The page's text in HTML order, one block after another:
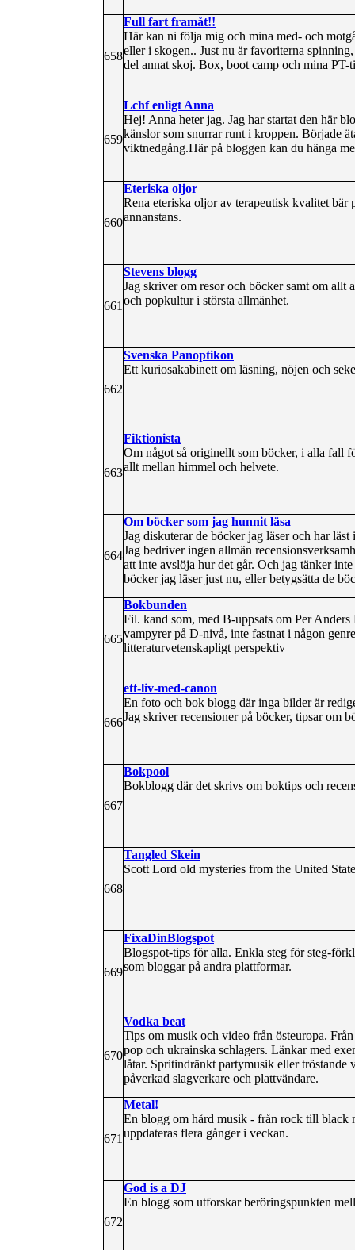
658
Full fart framåt!!
Här kan ni följa mig och mina med- och
eller i skogen.. Just nu är favoriterna
del annat skoj. Box, boot camp och mina
659
Lchf enligt Anna
Hej! Anna heter jag. Jag har startat den här
känslor som snurrar runt i kroppen. Började
viktnedgång.Här på bloggen kan du hänga
660
Eteriska oljor
Rena eteriska oljor av terapeutisk kvalitet bär
annanstans.
661
Stevens blogg
Jag skriver om resor och böcker samt om
och popkultur i största allmänhet.
662
Svenska Panoptikon
Ett kuriosakabinett om läsning, nöjen och
663
Fiktionista
Om något så originellt som böcker, i alla fall
allt mellan himmel och helvete.
664
Om böcker som jag hunnit läsa
Jag diskuterar de böcker jag läser och har
Jag bedriver ingen allmän
att inte avslöja hur det går. Och jag tänker
böcker jag läser just nu, eller betygsätta de
665
Bokbunden
Fil. kand som, med B-uppsats om Per
vampyrer på D-nivå, inte fastnat i någon
litteraturvetenskapligt perspektiv
666
ett-liv-med-canon
En foto och bok blogg där inga bilder är
Jag skriver recensioner på böcker, tipsar om
667
Bokpool
Bokblogg där det skrivs om boktips och
668
Tangled Skein
Scott Lord old mysteries from the United
669
FixaDinBlogspot
Blogspot-tips för alla. Enkla steg för steg-
som bloggar på andra plattformar.
670
Vodka beat
Tips om musik och video från östeuropa.
pop och ukrainska schlagers. Länkar med
låtar. Spritindränkt partymusik eller
påverkad slagverkare och plattvändare.
671
Metal!
En blogg om hård musik - från rock till black
uppdateras flera gånger i veckan.
672
God is a DJ
En blogg som utforskar beröringspunkten